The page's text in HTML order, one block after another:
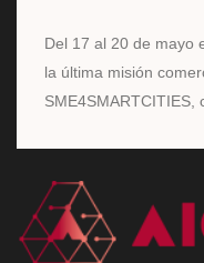
Del 17 al 20 de mayo
la última misión
SME4SMARTCITIES,